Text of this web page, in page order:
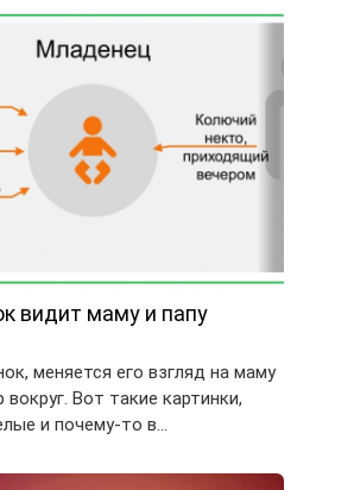
видит маму и папу
меняется его взгляд на маму
вокруг. Вот такие картинки,
и почему-то в…